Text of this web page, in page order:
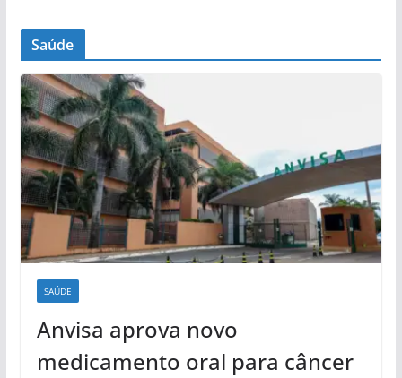
Saúde
SAÚDE
Anvisa aprova novo
medicamento oral para câncer